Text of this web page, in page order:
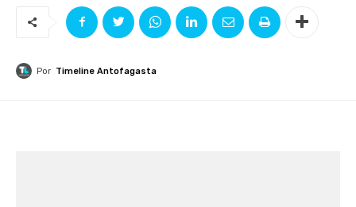
Por Timeline Antofagasta